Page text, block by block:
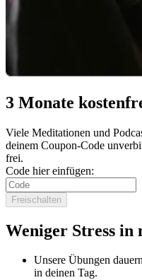
3 Monate
Viele Meditationen und
deinem Coupon-Code
frei.
Code hier einfügen:
Freischalten
Weniger Stress in
Unsere Übungen
in deinen Tag.